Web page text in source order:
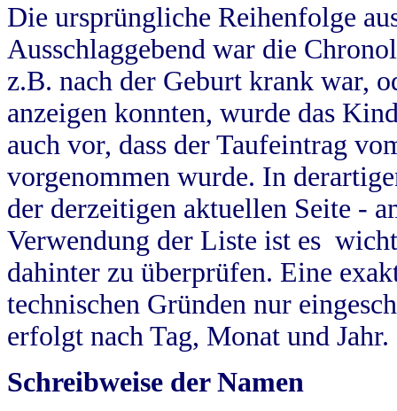
Die ursprüngliche Reihenfolge
Ausschlaggebend war die
z.B. nach der Geburt krank war,
anzeigen konnten, wurde das
auch vor, dass der Taufeintrag
vorgenommen wurde. In
der derzeitigen aktuellen Seite -
Verwendung der Liste ist es
dahinter zu überprüfen. Eine
technischen Gründen nur
erfolgt nach Tag, Monat und Jahr.
Schreibweise der Namen